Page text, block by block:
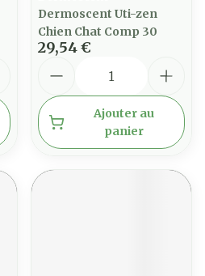
Dermoscent Uti-zen
Chien Chat Comp 30
29,54 €
Ajouter au
panier